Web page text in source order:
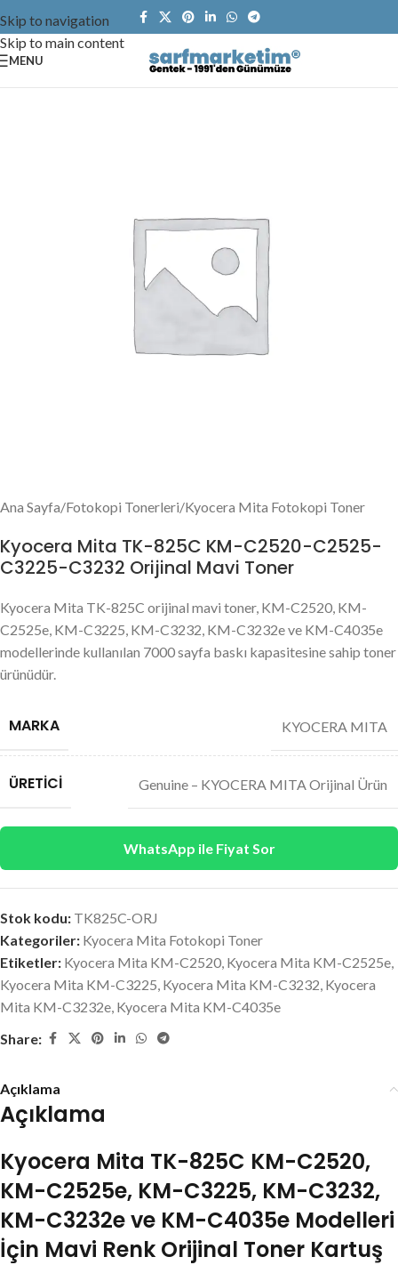
Skip to navigation
Skip to main content
MENU
Ana Sayfa/Fotokopi Tonerleri/Kyocera Mita Fotokopi Toner
Kyocera Mita TK-825C KM-C2520-C2525-
C3225-C3232 Orijinal Mavi Toner
Kyocera Mita TK-825C orijinal mavi toner, KM-C2520, KM-
C2525e, KM-C3225, KM-C3232, KM-C3232e ve KM-C4035e
modellerinde kullanılan 7000 sayfa baskı kapasitesine sahip toner
ürünüdür.
MARKA KYOCERA MITA
ÜRETICI Genuine – KYOCERA MITA Orijinal Ürün
WhatsApp ile Fiyat Sor
Stok kodu: TK825C-ORJ
Kategoriler: Kyocera Mita Fotokopi Toner
Etiketler: Kyocera Mita KM-C2520, Kyocera Mita KM-C2525e,
Kyocera Mita KM-C3225, Kyocera Mita KM-C3232, Kyocera
Mita KM-C3232e, Kyocera Mita KM-C4035e
Share:
Açıklama
Açıklama
Kyocera Mita TK-825C KM-C2520,
KM-C2525e, KM-C3225, KM-C3232,
KM-C3232e ve KM-C4035e Modelleri
İçin Mavi Renk Orijinal Toner Kartuş